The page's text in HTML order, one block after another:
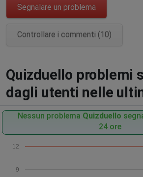
Segnalare un problema
Controllare i commenti (10)
Quizduello problemi
dagli utenti nelle
Nessun problema Quizduello
24 ore
9
12